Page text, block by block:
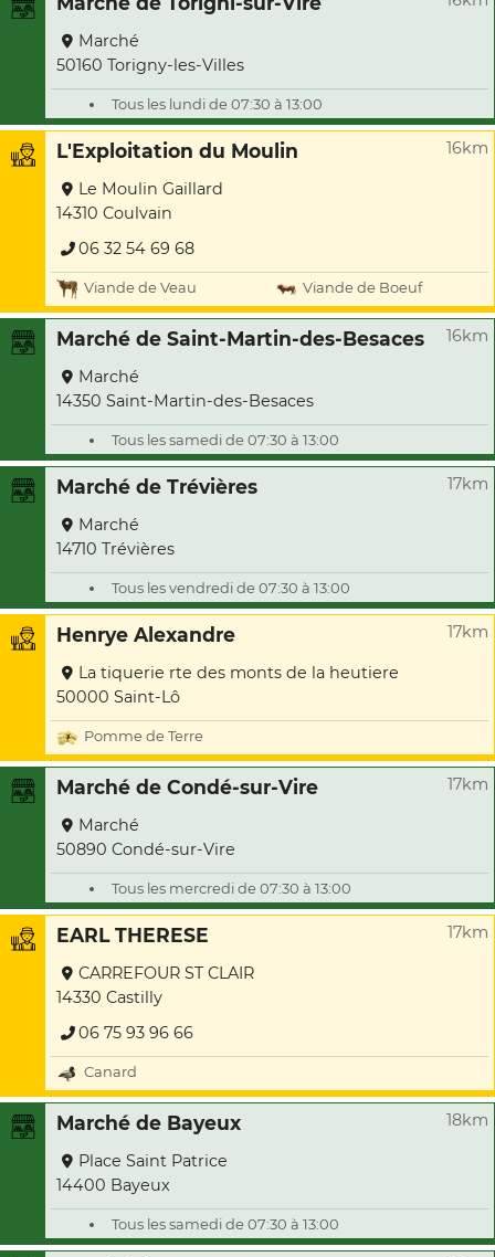
Marché
50160 Torigny-les-Villes
Tous les lundi de 07:30 à 13:00
L'Exploitation du Moulin 16km
Le Moulin Gaillard
14310 Coulvain
06 32 54 69 68
Viande de Veau Viande de Boeuf
Marché de Saint-Martin-des-Besaces 16km
Marché
14350 Saint-Martin-des-Besaces
Tous les samedi de 07:30 à 13:00
Marché de Trévières 17km
Marché
14710 Trévières
Tous les vendredi de 07:30 à 13:00
Henrye Alexandre 17km
La tiquerie rte des monts de la heutiere
50000 Saint-Lô
Pomme de Terre
Marché de Condé-sur-Vire 17km
Marché
50890 Condé-sur-Vire
Tous les mercredi de 07:30 à 13:00
EARL THERESE 17km
CARREFOUR ST CLAIR
14330 Castilly
06 75 93 96 66
Canard
Marché de Bayeux 18km
Place Saint Patrice
14400 Bayeux
Tous les samedi de 07:30 à 13:00